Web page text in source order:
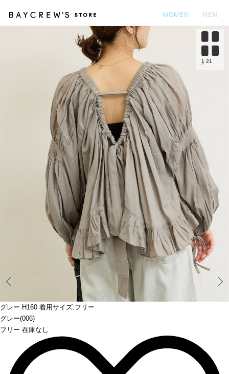
WOMEN MEN
グレー H160 着用サイズ:フリー
グレー(006)
フリー 在庫なし
1 21